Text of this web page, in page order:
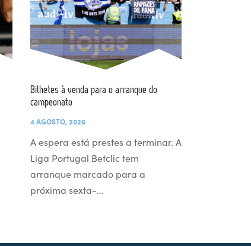
Bilhetes à venda para o arranque do
campeonato
4 AGOSTO, 2026
A espera está prestes a terminar. A
Liga Portugal Betclic tem
arranque marcado para a
próxima sexta-…